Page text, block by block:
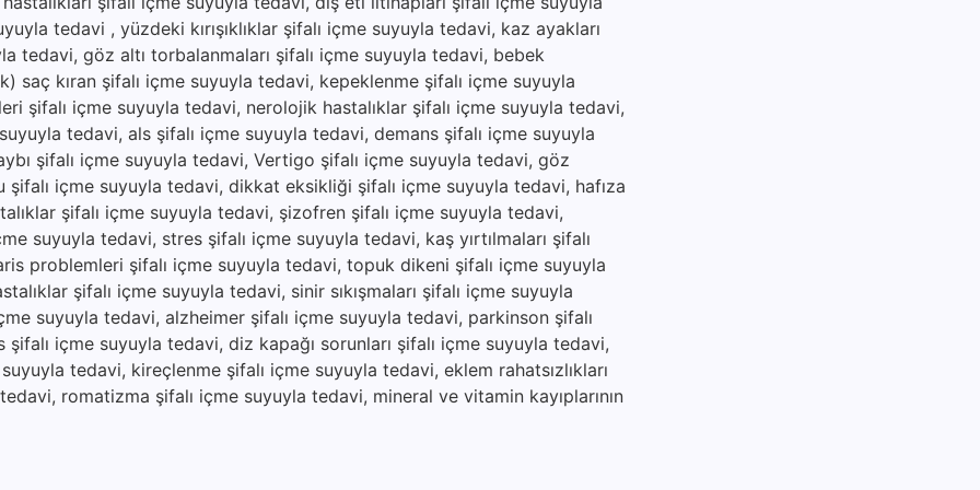
tedavi , yüzdeki kırışıklıklar şifalı içme suyuyla tedavi, kaz ayakları
tedavi, göz altı torbalanmaları şifalı içme suyuyla tedavi, bebek
saç kıran şifalı içme suyuyla tedavi, kepeklenme şifalı içme suyuyla
şifalı içme suyuyla tedavi, nerolojik hastalıklar şifalı içme suyuyla tedavi,
tedavi, als şifalı içme suyuyla tedavi, demans şifalı içme suyuyla
şifalı içme suyuyla tedavi, Vertigo şifalı içme suyuyla tedavi, göz
şifalı içme suyuyla tedavi, dikkat eksikliği şifalı içme suyuyla tedavi, hafıza
şifalı içme suyuyla tedavi, şizofren şifalı içme suyuyla tedavi,
suyuyla tedavi, stres şifalı içme suyuyla tedavi, kaş yırtılmaları şifalı
problemleri şifalı içme suyuyla tedavi, topuk dikeni şifalı içme suyuyla
şifalı içme suyuyla tedavi, sinir sıkışmaları şifalı içme suyuyla
suyuyla tedavi, alzheimer şifalı içme suyuyla tedavi, parkinson şifalı
içme suyuyla tedavi, diz kapağı sorunları şifalı içme suyuyla tedavi,
tedavi, kireçlenme şifalı içme suyuyla tedavi, eklem rahatsızlıkları
romatizma şifalı içme suyuyla tedavi, mineral ve vitamin kayıplarının